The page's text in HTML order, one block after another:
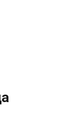
собаки,
только Билли
Чарли –
убить за